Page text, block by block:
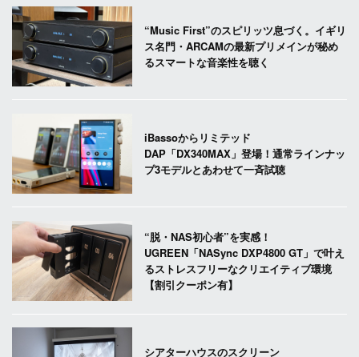
“Music First”のスピリッツ息づく。イギリ
ス名門・ARCAMの最新プリメインが秘め
るスマートな音楽性を聴く
iBassoからリミテッド
DAP「DX340MAX」登場！通常ラインナッ
プ3モデルとあわせて一斉試聴
“脱・NAS初心者”を実感！
UGREEN「NASync DXP4800 GT」で叶え
るストレスフリーなクリエイティブ環境
【割引クーポン有】
シアターハウスのスクリーン